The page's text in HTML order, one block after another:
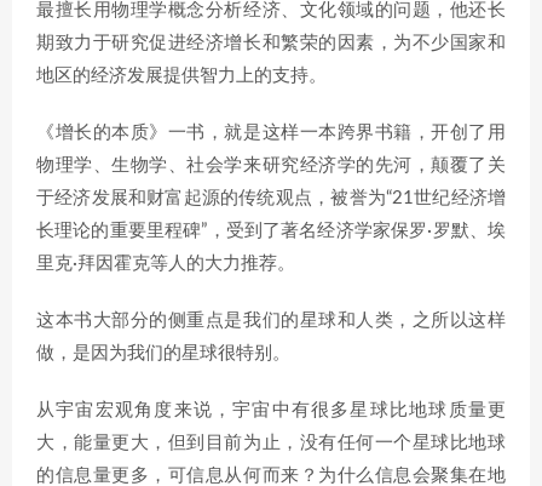
最擅长用物理学概念分析经济、文化领域的问题，他还长
期致力于研究促进经济增长和繁荣的因素，为不少国家和
地区的经济发展提供智力上的支持。
《增长的本质》一书，就是这样一本跨界书籍，开创了用
物理学、生物学、社会学来研究经济学的先河，颠覆了关
于经济发展和财富起源的传统观点，被誉为“21世纪经济增
长理论的重要里程碑”，受到了著名经济学家保罗·罗默、埃
里克·拜因霍克等人的大力推荐。
这本书大部分的侧重点是我们的星球和人类，之所以这样
做，是因为我们的星球很特别。
从宇宙宏观角度来说，宇宙中有很多星球比地球质量更
大，能量更大，但到目前为止，没有任何一个星球比地球
的信息量更多，可信息从何而来？为什么信息会聚集在地